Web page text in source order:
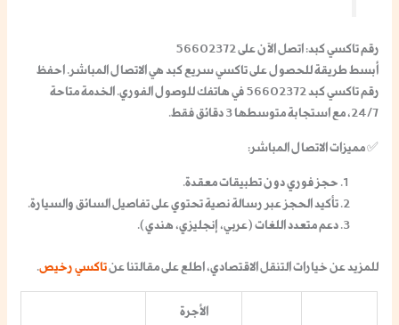
رقم تاكسي كبد: اتصل الآن على 56602372
أبسط طريقة للحصول علىتاكسي سريع كبد هي الاتصال المباشر. احفظ
رقم تاكسي كبد
56602372 في هاتفك للوصول الفوري. الخدمة متاحة
24/7، مع استجابة متوسطها 3 دقائق فقط.
✅مميزات الاتصال المباشر:
حجز فوري دون تطبيقات معقدة.
تأكيد الحجز عبر رسالة نصية تحتوي على تفاصيل السائق والسيارة.
دعم متعدد اللغات (عربي، إنجليزي، هندي).
للمزيد عن خيارات التنقل الاقتصادي، اطلع على مقالتنا عنتاكسي رخيص.
الأجرة